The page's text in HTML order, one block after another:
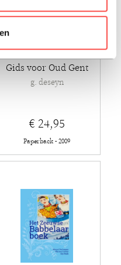
Gids voor Oud Gent
g. deseyn
€ 24,95
Paperback - 2009